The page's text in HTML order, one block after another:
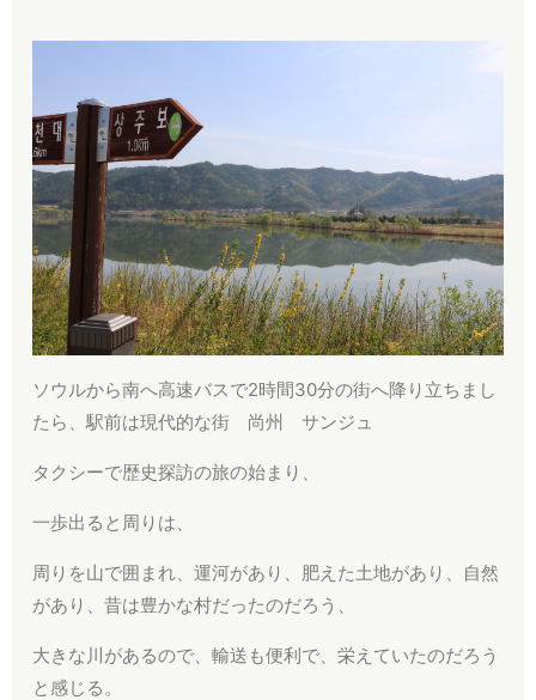
ソウルから南へ高速バスで2時間30分の街へ降り立ちまし
たら、駅前は現代的な街 尚州 サンジュ
タクシーで歴史探訪の旅の始まり、
一歩出ると周りは、
周りを山で囲まれ、運河があり、肥えた土地があり、自然
があり、昔は豊かな村だったのだろう、
大きな川があるので、輸送も便利で、栄えていたのだろう
と感じる。